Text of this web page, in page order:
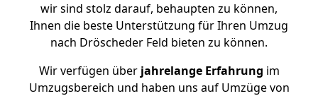
wir sind stolz darauf, behaupten zu können,
Ihnen die beste Unterstützung für Ihren Umzug
nach Dröscheder Feld bieten zu können.
Wir verfügen überjahrelange Erfahrung im
Umzugsbereich und haben uns auf Umzüge von